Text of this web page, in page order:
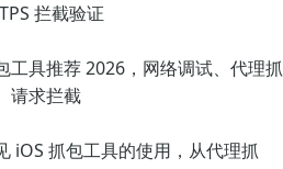
拦截验证
工具推荐 2026，网络调试、代理抓
请求拦截
iOS 抓包工具的使用，从代理抓